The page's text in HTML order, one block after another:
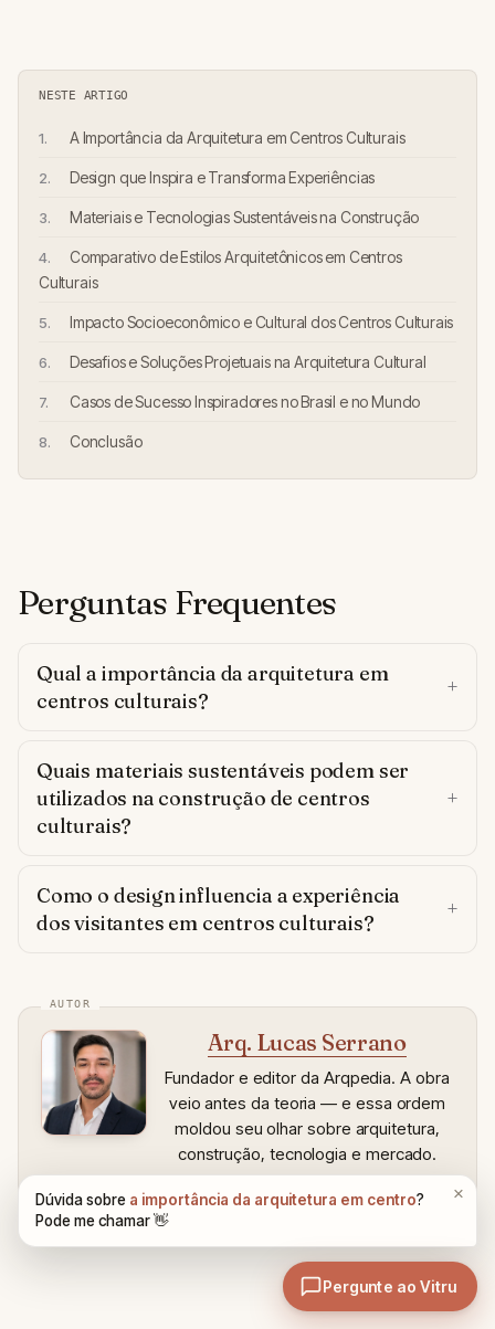
NESTE ARTIGO
A Importância da Arquitetura em Centros Culturais
Design que Inspira e Transforma Experiências
Materiais e Tecnologias Sustentáveis na Construção
Comparativo de Estilos Arquitetônicos em Centros
Culturais
Impacto Socioeconômico e Cultural dos Centros Culturais
Desafios e Soluções Projetuais na Arquitetura Cultural
Casos de Sucesso Inspiradores no Brasil e no Mundo
Conclusão
Perguntas Frequentes
Qual a importância da arquitetura em
centros culturais?
Quais materiais sustentáveis podem ser
utilizados na construção de centros
culturais?
Como o design influencia a experiência
dos visitantes em centros culturais?
Arq. Lucas Serrano
Fundador e editor da Arqpedia. A obra
veio antes da teoria — e essa ordem
moldou seu olhar sobre arquitetura,
construção, tecnologia e mercado.
Ler bio completa→